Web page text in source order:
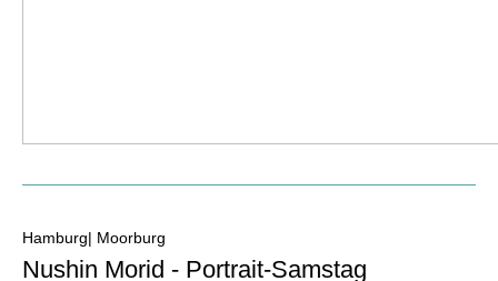
Hamburg| Moorburg
Nushin Morid - Portrait-Samstag